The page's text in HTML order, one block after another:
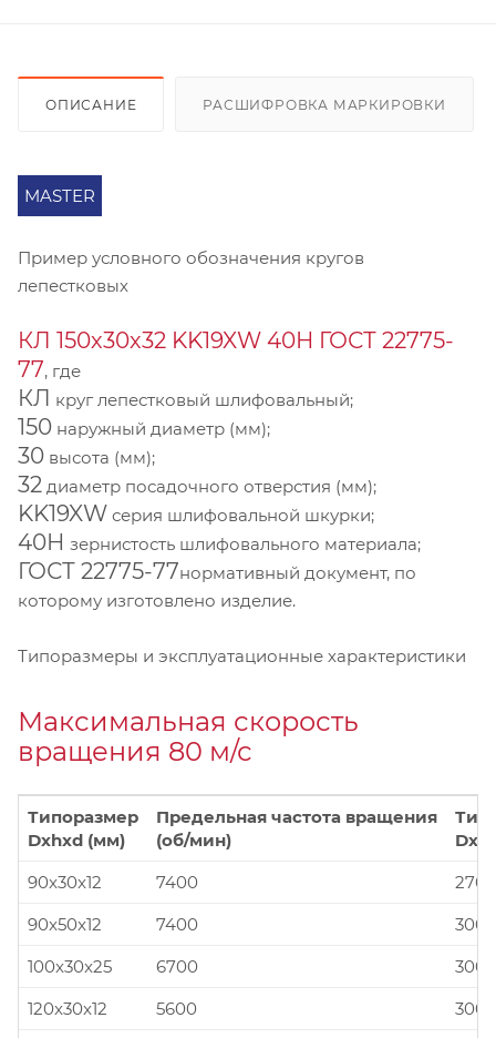
ОПИСАНИЕ РАСШИФРОВКА МАРКИРОВКИ
MASTER
Пример условного обозначения кругов
лепестковых
КЛ 150х30х32 KK19XW 40Н ГОСТ 22775-
77, где
КЛ круг лепестковый шлифовальный;
150 наружный диаметр (мм);
30 высота (мм);
32 диаметр посадочного отверстия (мм);
KK19XW серия шлифовальной шкурки;
40Н зернистость шлифовального материала;
ГОСТ 22775-77нормативный документ, по
которому изготовлено изделие.
Типоразмеры и эксплуатационные характеристики
Максимальная скорость
вращения 80 м/с
Типоразмер
Dxhxd (мм)
Предельная частота вращения
(об/мин)
90x30x12
7400
90x50x12
7400
100x30x25
6700
120x30x12
5600